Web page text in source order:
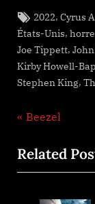
Tags:
2022,Cyrus
États-Unis,
Joe Tippett,
Kirby Howell-
Stephen King,
de
l’article
P
e
v
Beezel
Related